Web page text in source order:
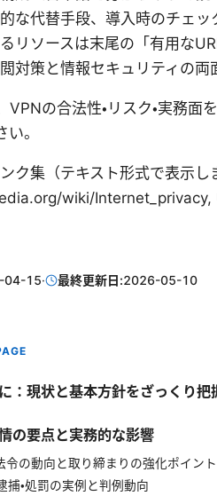
な代替手段、導入時のチェッ
リソースは末尾の「有用な
対策と情報セキュリティの両
VPNの合法性・リスク・実務
。
ク集（テキスト形式で表示
wiki/Internet_privacy,
04-15· 最終更新日:2026-05-10
：現状と基本方針をざっくり把
の要点と実務的な影響
令の動向と取り締まりの強化ポイント
捕・処罰の実例と判例動向